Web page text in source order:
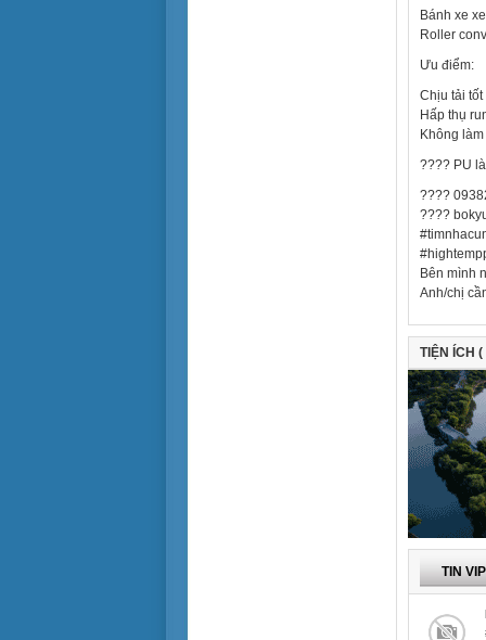
Bánh xe
Roller
Ưu điểm:
Chịu tải tốt
Hấp thụ
Không
???? PU
????
????
Bên mình
Anh/chị
TIỆN ÍCH (
TIN